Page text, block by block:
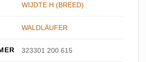
WIJDTE H (BREED)
WALDLÄUFER
323301 200 615